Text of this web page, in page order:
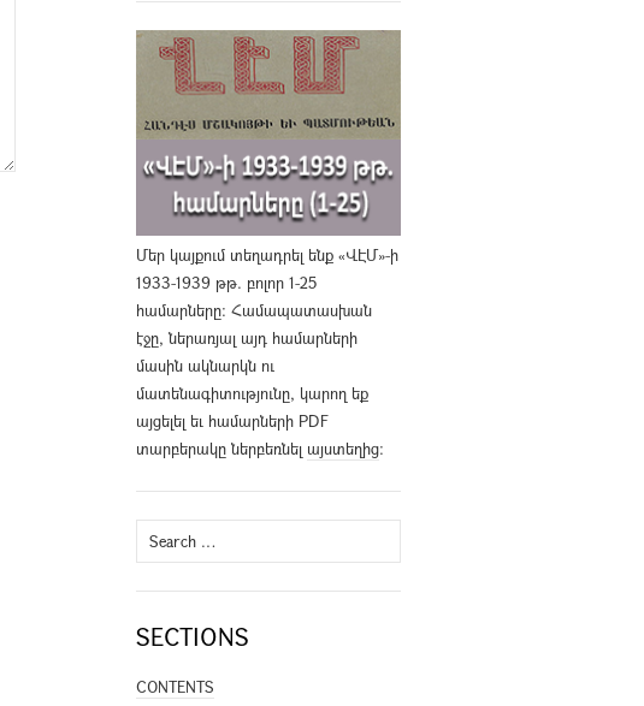
Մեր կայքում տեղադրել ենք «ՎԷՄ»-ի
1933-1939 թթ. բոլոր 1-25
համարները։ Համապատասխան
էջը, ներառյալ այդ համարների
մասին ակնարկն ու
մատենագիտությունը, կարող եք
այցելել եւ համարների PDF
տարբերակը ներբեռնել այստեղից։
Search
for:
SECTIONS
CONTENTS